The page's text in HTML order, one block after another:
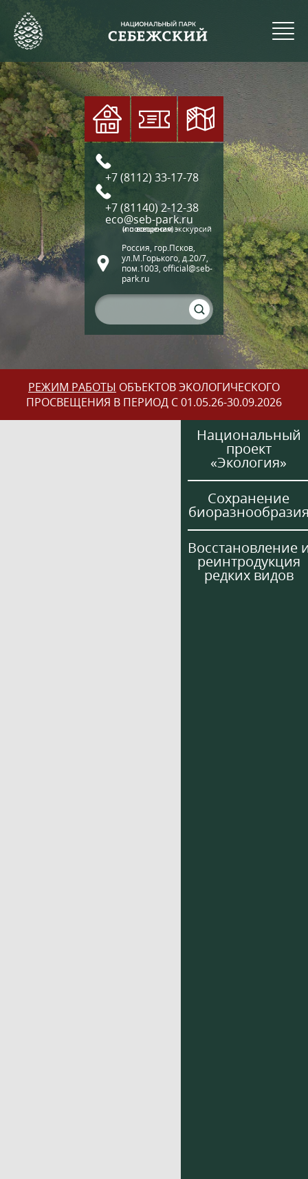
+7 (8112) 33-17-78
+7 (81140) 2-12-38
eco@seb-park.ru
(по вопросам экскурсий и посещения)
Россия, гор.Псков,
ул.М.Горького, д.20/7,
пом.1003, official@seb-
park.ru
РЕЖИМ РАБОТЫ ОБЪЕКТОВ ЭКОЛОГИЧЕСКОГО
ПРОСВЕЩЕНИЯ В ПЕРИОД С 01.05.26-30.09.2026
Национальный
проект
«Экология»
Сохранение
Восстановление
реинтродукция
редких видов